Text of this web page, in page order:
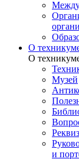
О
О
Музей
и